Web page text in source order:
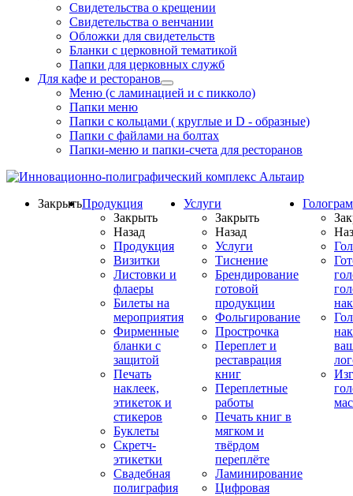
Свидетельства о крещении
Свидетельства о венчании
Обложки для свидетельств
Бланки с церковной тематикой
Папки для церковных служб
Для кафе и ресторанов
Меню (с ламинацией и с пикколо)
Папки меню
Папки с кольцами ( круглые и D - образные)
Папки с файлами на болтах
Папки-меню и папки-счета для ресторанов
ЗакрытьПродукция
Закрыть
Назад
Продукция
Визитки
Листовки и
флаеры
Билеты на
мероприятия
Фирменные
бланки с
защитой
Печать
наклеек,
этикеток и
стикеров
Буклеты
Скретч-
этикетки
Свадебная
полиграфия
Услуги
Закрыть
Назад
Услуги
Тиснение
Брендирование
готовой
продукции
Фольгирование
Прострочка
Переплет и
реставрация
книг
Переплетные
работы
Печать книг в
мягком и
твёрдом
переплёте
Ламинирование
Цифровая